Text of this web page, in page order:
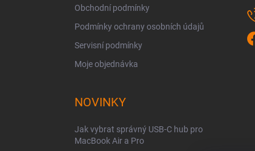
Obchodní podmínky
Podmínky ochrany osobních údajů
Servisní podmínky
Moje objednávka
NOVINKY
Jak vybrat správný USB-C hub pro
MacBook Air a Pro